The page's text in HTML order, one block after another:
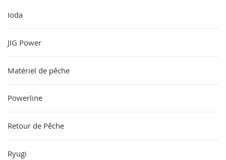
Ioda
JIG Power
Matériel de pêche
Powerline
Retour de Pêche
Ryugi